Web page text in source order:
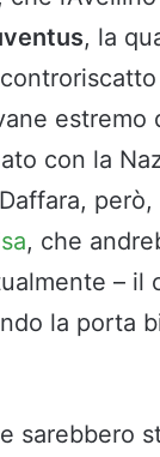
, la
estremo
con la
però,
, che
– il
la porta
sarebbero